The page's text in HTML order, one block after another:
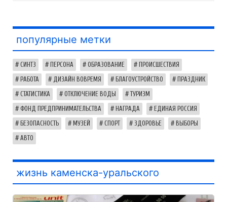
популярные метки
СИНТЗ ПЕРСОНА ОБРАЗОВАНИЕ ПРОИСШЕСТВИЯ
РАБОТА ДИЗАЙН ВОВРЕМЯ БЛАГОУСТРОЙСТВО ПРАЗДНИК
СТАТИСТИКА ОТКЛЮЧЕНИЕ ВОДЫ ТУРИЗМ
ФОНД ПРЕДПРИНИМАТЕЛЬСТВА НАГРАДА ЕДИНАЯ РОССИЯ
БЕЗОПАСНОСТЬ МУЗЕЙ СПОРТ ЗДОРОВЬЕ ВЫБОРЫ
АВТО
жизнь каменска-уральского